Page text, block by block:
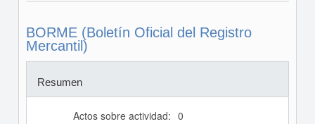
BORME (Boletín Oficial del Registro
Mercantil)
Resumen
Actos sobre actividad: 0